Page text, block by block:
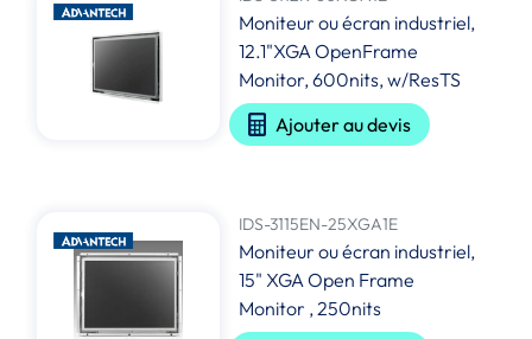
Moniteur ou écran industriel,
12.1"XGA OpenFrame
Monitor, 600nits, w/ResTS
Ajouter au devis
IDS-3115EN-25XGA1E
Moniteur ou écran industriel,
15" XGA Open Frame
Monitor , 250nits